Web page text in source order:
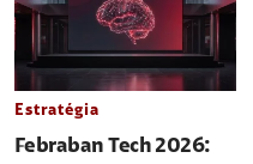
Estratégia
Febraban Tech 2026: